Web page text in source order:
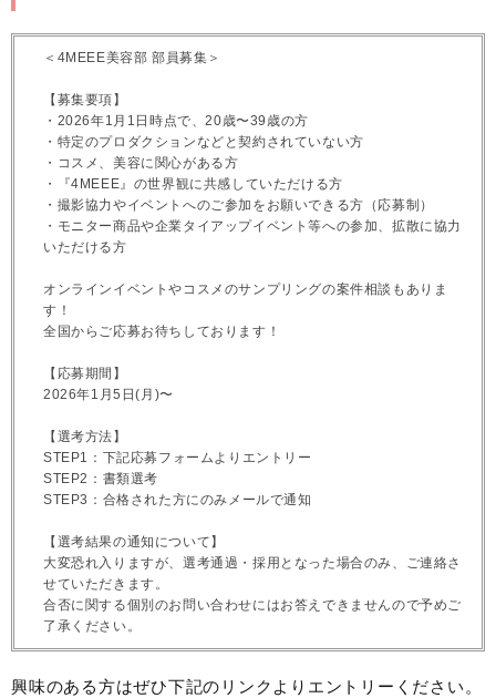
＜4MEEE美容部 部員募集＞
【募集要項】
・2026年1月1日時点で、20歳〜39歳の方
・特定のプロダクションなどと契約されていない方
・コスメ、美容に関心がある方
・『4MEEE』の世界観に共感していただける方
・撮影協力やイベントへのご参加をお願いできる方（応募制）
・モニター商品や企業タイアップイベント等への参加、拡散に協力
いただける方
オンラインイベントやコスメのサンプリングの案件相談もありま
す！
全国からご応募お待ちしております！
【応募期間】
2026年1月5日(月)〜
【選考方法】
STEP1：下記応募フォームよりエントリー
STEP2：書類選考
STEP3：合格された方にのみメールで通知
【選考結果の通知について】
大変恐れ入りますが、選考通過・採用となった場合のみ、ご連絡さ
せていただきます。
合否に関する個別のお問い合わせにはお答えできませんので予めご
了承ください。
興味のある方はぜひ下記のリンクよりエントリーください。